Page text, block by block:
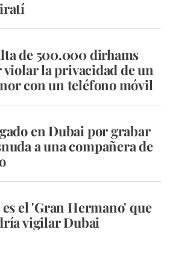
de 500.000 dirhams
violar la privacidad de un
con un teléfono móvil
en Dubai por grabar
a una compañera de
el 'Gran Hermano' que
vigilar Dubai